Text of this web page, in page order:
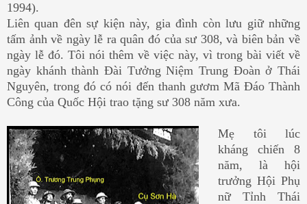
1994).
Liên quan đên sự kiện này, gia đình còn lưu giữ những
tấm ảnh về ngày lễ ra quân đó của sư 308, và biên bản về
ngày lễ đó. Tôi nói thêm về việc này, vì trong bài viết về
ngày khánh thành Đài Tưởng Niệm Trung Đoàn ở Thái
Nguyên, trong đó có nói đến thanh gươm Mã Đáo Thành
Công của Quốc Hội trao tặng sư 308 năm xưa.
Mẹ tôi lúc
kháng chiến 8
năm, là hội
trưởng Hội Phụ
nữ Tỉnh Thái